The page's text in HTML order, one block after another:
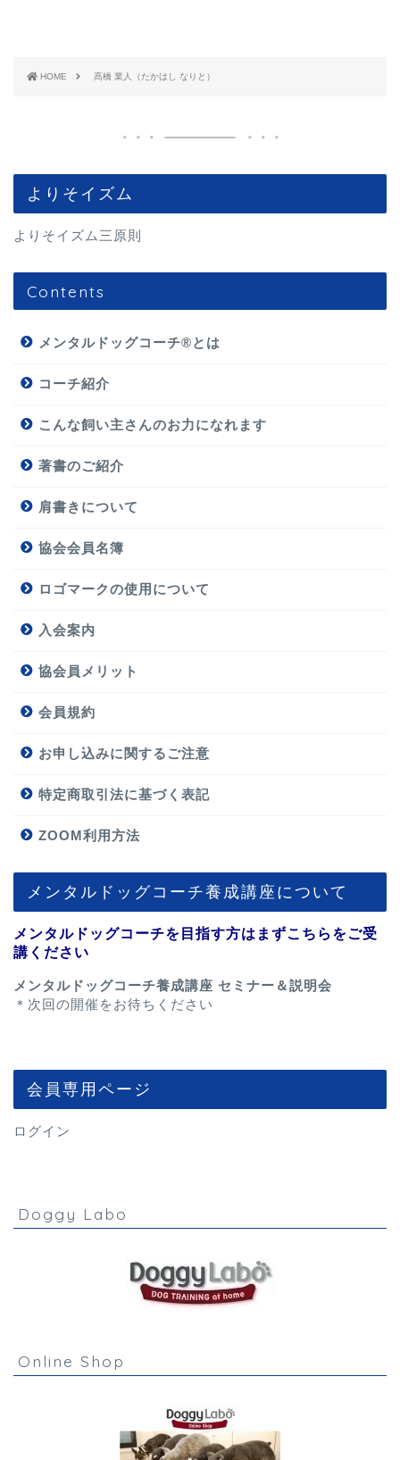
HOME 髙橋 業人（たかはし なりと）
よりそイズム
よりそイズム三原則
Contents
メンタルドッグコーチ®とは
コーチ紹介
こんな飼い主さんのお力になれます
著書のご紹介
肩書きについて
協会会員名簿
ロゴマークの使用について
入会案内
協会員メリット
会員規約
お申し込みに関するご注意
特定商取引法に基づく表記
ZOOM利用方法
メンタルドッグコーチ養成講座について
メンタルドッグコーチを目指す方はまずこちらをご受
講ください
メンタルドッグコーチ養成講座 セミナー＆説明会
＊次回の開催をお待ちください
会員専用ページ
ログイン
Doggy Labo
Online Shop